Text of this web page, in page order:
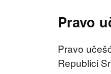
Pravo
Pravo
Republici